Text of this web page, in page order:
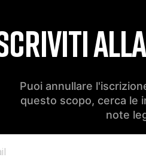
Puoi annullare
questo scopo, cerca le
note